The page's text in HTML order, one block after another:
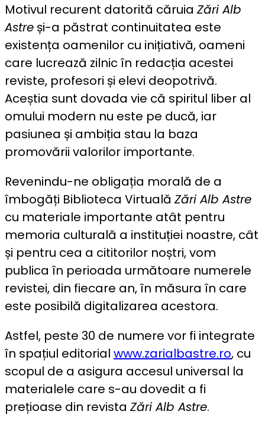
Motivul recurent datorită căruia Zări Alb
Astre și-a păstrat continuitatea este
existența oamenilor cu inițiativă, oameni
care lucrează zilnic în redacția acestei
reviste, profesori și elevi deopotrivă.
Aceștia sunt dovada vie că spiritul liber al
omului modern nu este pe ducă, iar
pasiunea și ambiția stau la baza
promovării valorilor importante.
Revenindu-ne obligația morală de a
îmbogăți Biblioteca Virtuală Zări Alb Astre
cu materiale importante atât pentru
memoria culturală a instituției noastre, cât
și pentru cea a cititorilor noștri, vom
publica în perioada următoare numerele
revistei, din fiecare an, în măsura în care
este posibilă digitalizarea acestora.
Astfel, peste 30 de numere vor fi integrate
în spațiul editorial www.zarialbastre.ro, cu
scopul de a asigura accesul universal la
materialele care s-au dovedit a fi
prețioase din revista Zări Alb Astre.